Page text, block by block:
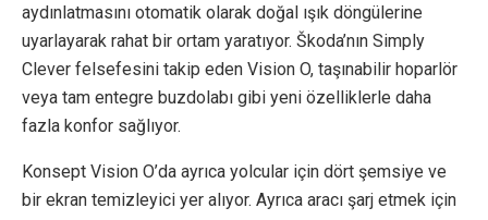
aydınlatmasını otomatik olarak doğal ışık döngülerine
uyarlayarak rahat bir ortam yaratıyor. Škoda’nın Simply
Clever felsefesini takip eden Vision O, taşınabilir hoparlör
veya tam entegre buzdolabı gibi yeni özelliklerle daha
fazla konfor sağlıyor.
Konsept Vision O’da ayrıca yolcular için dört şemsiye ve
bir ekran temizleyici yer alıyor. Ayrıca aracı şarj etmek için